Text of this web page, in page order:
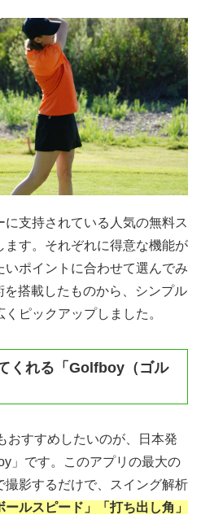
に支持されている人気の無料ス
ます。それぞれに得意な機能が
ポイントに合わせて選んでみ
搭載したものから、シンプル
ピックアップしました。
くれる「Golfboy（ゴル
おすすめしたいのが、日本発
」です。このアプリの最大の
影するだけで、スイング解析
ールスピード」「打ち出し角」